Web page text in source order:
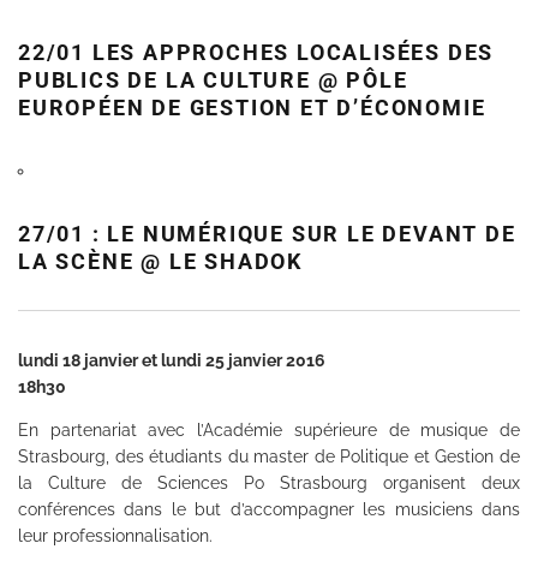
22/01 LES APPROCHES LOCALISÉES DES
PUBLICS DE LA CULTURE @ PÔLE
EUROPÉEN DE GESTION ET D’ÉCONOMIE
27/01 : LE NUMÉRIQUE SUR LE DEVANT DE
LA SCÈNE @ LE SHADOK
lundi 18 janvier et lundi 25 janvier 2016
18h30
En partenariat avec l’Académie supérieure de musique de
Strasbourg, des étudiants du master de Politique et Gestion de
la Culture de Sciences Po Strasbourg organisent deux
conférences dans le but d’accompagner les musiciens dans
leur professionnalisation.